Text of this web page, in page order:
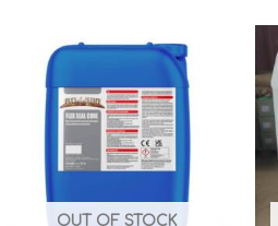
OUT OF STOCK